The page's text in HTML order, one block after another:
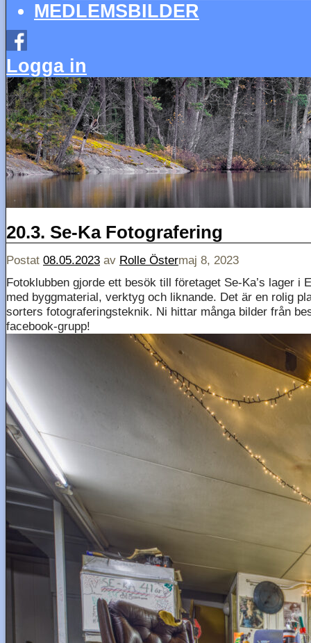
MEDLEMSBILDER
Logga in
20.3. Se-Ka Fotografering
Postat 08.05.2023 av Rolle Östermaj 8, 2023
Fotoklubben gjorde ett besök till företaget Se-Ka’s lager i
med byggmaterial, verktyg och liknande. Det är en rolig
sorters fotograferingsteknik. Ni hittar många bilder från
facebook-grupp!